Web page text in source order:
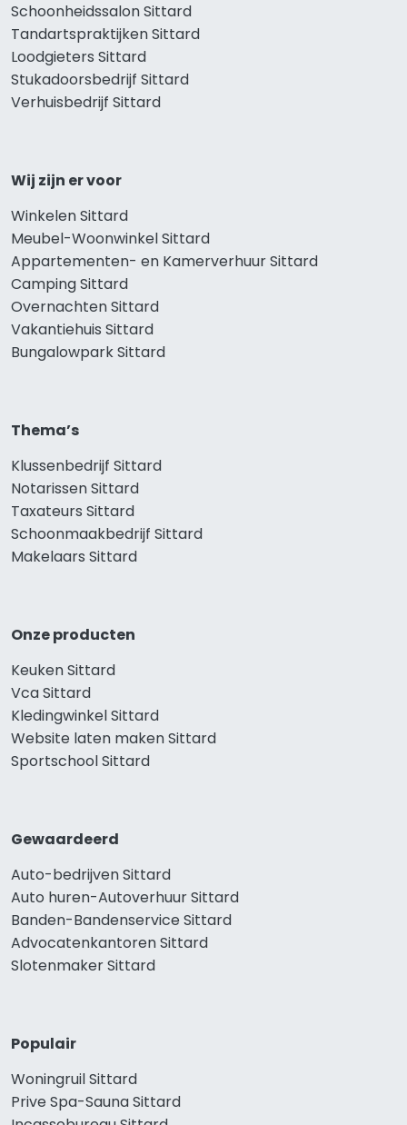
Schoonheidssalon Sittard
Tandartspraktijken Sittard
Loodgieters Sittard
Stukadoorsbedrijf Sittard
Verhuisbedrijf Sittard
Wij zijn er voor
Winkelen Sittard
Meubel-Woonwinkel Sittard
Appartementen- en Kamerverhuur Sittard
Camping Sittard
Overnachten Sittard
Vakantiehuis Sittard
Bungalowpark Sittard
Thema’s
Klussenbedrijf Sittard
Notarissen Sittard
Taxateurs Sittard
Schoonmaakbedrijf Sittard
Makelaars Sittard
Onze producten
Keuken Sittard
Vca Sittard
Kledingwinkel Sittard
Website laten maken Sittard
Sportschool Sittard
Gewaardeerd
Auto-bedrijven Sittard
Auto huren-Autoverhuur Sittard
Banden-Bandenservice Sittard
Advocatenkantoren Sittard
Slotenmaker Sittard
Populair
Woningruil Sittard
Prive Spa-Sauna Sittard